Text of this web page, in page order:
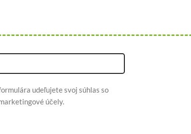
udeľujete svoj súhlas so
účely.